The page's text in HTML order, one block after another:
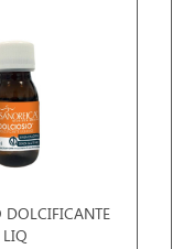
LIQ